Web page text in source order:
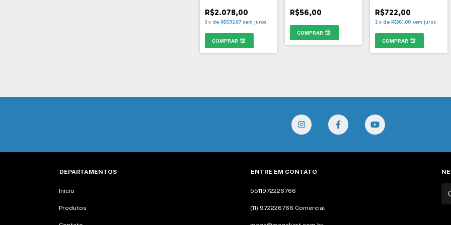
R$2.078,00
3 x de R$692,67 sem juros
R$56,00 R$722,00
2 x de R$361,00 sem juros
DEPARTAMENTOS
Início
Produtos
ENTRE EM CONTATO
5511972226766
(11) 972226766 Comercial